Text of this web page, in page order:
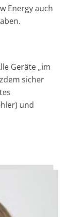
Energy auch
Geräte „im
sicher
und